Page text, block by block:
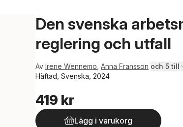
Den svenska
reglering och utfall
Av Irene Wennemo Anna Fransson och 5 till
Häftad, Svenska, 2024
419 kr
Lägg i varukorg